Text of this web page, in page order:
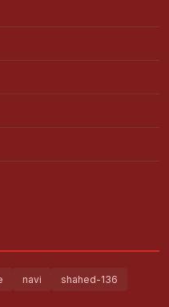
navi
shahed-136